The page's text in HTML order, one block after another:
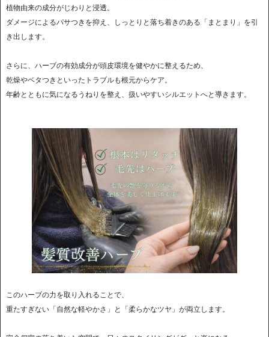
植物由来の成分がじわりと浸透。
ダメージによるパサつきを抑え、しっとりと落ち着きのある「まとまり」を引
き出します。
さらに、ハーブの有効成分が頭皮環境を健やかに整えるため、
乾燥やベタつきといったトラブルも根元からケア。
年齢とともに気になるうねりを整え、扱いやすいシルエットへと導きます。
このハーブの力を取り入れることで、
重たすぎない「自然な軽やかさ」と「柔らかなツヤ」が両立します。